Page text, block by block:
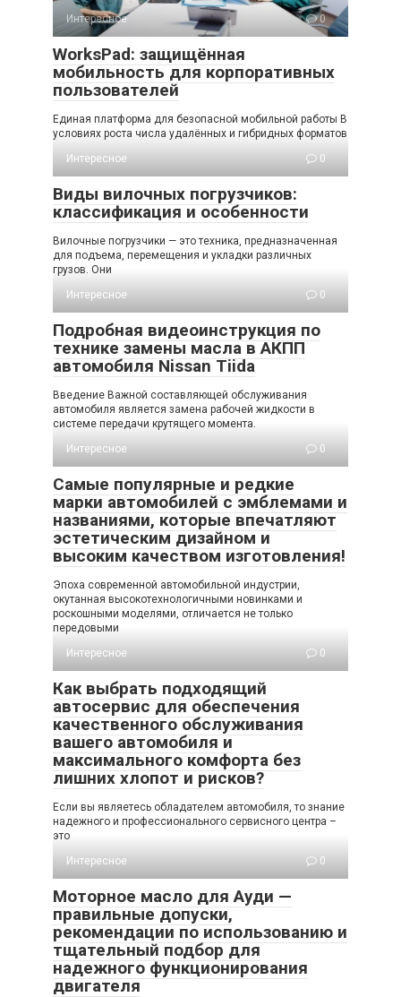
Интересное 0
WorksPad: защищённая
мобильность для корпоративных
пользователей
Единая платформа для безопасной мобильной работы В
условиях роста числа удалённых и гибридных форматов
Интересное
0
Виды вилочных погрузчиков:
классификация и особенности
Вилочные погрузчики — это техника, предназначенная
для подъема, перемещения и укладки различных
грузов. Они
Интересное
0
Подробная видеоинструкция по
технике замены масла в АКПП
автомобиля Nissan Tiida
Введение Важной составляющей обслуживания
автомобиля является замена рабочей жидкости в
системе передачи крутящего момента.
Интересное
0
Самые популярные и редкие
марки автомобилей с эмблемами и
названиями, которые впечатляют
эстетическим дизайном и
высоким качеством изготовления!
Эпоха современной автомобильной индустрии,
окутанная высокотехнологичными новинками и
роскошными моделями, отличается не только
передовыми
Интересное
0
Как выбрать подходящий
автосервис для обеспечения
качественного обслуживания
вашего автомобиля и
максимального комфорта без
лишних хлопот и рисков?
Если вы являетесь обладателем автомобиля, то знание
надежного и профессионального сервисного центра –
это
Интересное
0
Моторное масло для Ауди —
правильные допуски,
рекомендации по использованию и
тщательный подбор для
надежного функционирования
двигателя